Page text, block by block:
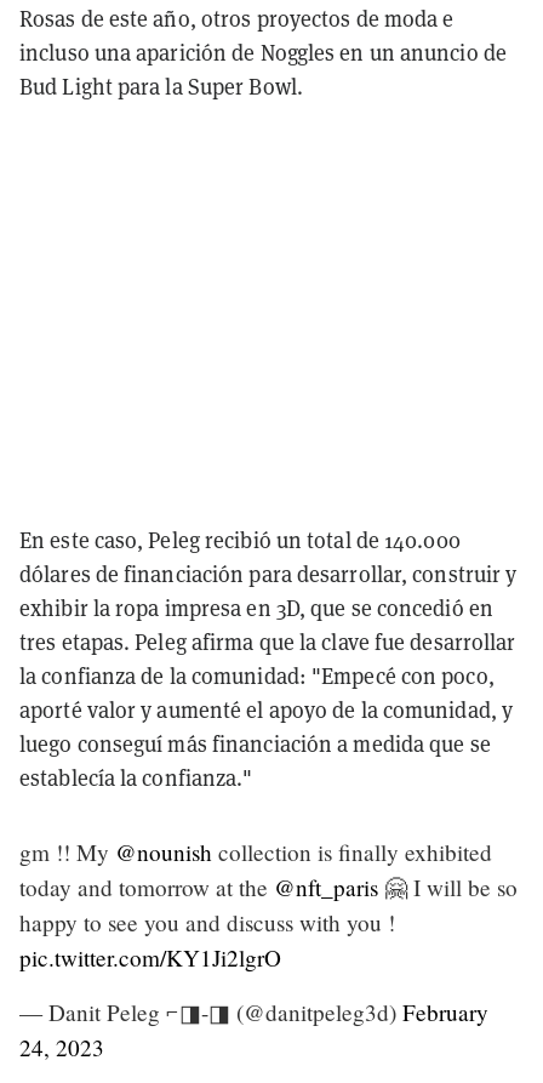
Rosas de este año, otros proyectos de moda e
incluso una aparición de Noggles en un anuncio de
Bud Light para la Super Bowl.
En este caso, Peleg recibió un total de 140.000
dólares de financiación para desarrollar, construir y
exhibir la ropa impresa en 3D, que se concedió en
tres etapas. Peleg afirma que la clave fue desarrollar
la confianza de la comunidad: "Empecé con poco,
aporté valor y aumenté el apoyo de la comunidad, y
luego conseguí más financiación a medida que se
establecía la confianza."
gm !! My @nounish collection is finally exhibited
today and tomorrow at the @nft_paris 🤗 I will be so
happy to see you and discuss with you !
pic.twitter.com/KY1Ji2lgrO
— Danit Peleg ⌐◨-◨ (@danitpeleg3d) February
24, 2023